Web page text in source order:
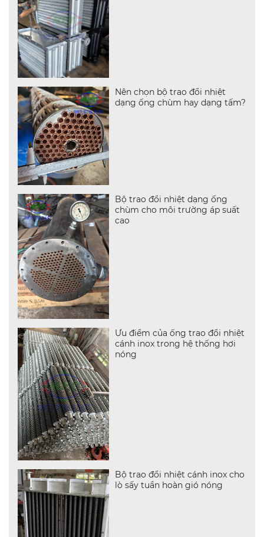
Nên chọn bộ trao đổi nhiệt
dạng ống chùm hay dạng tấm?
Bộ trao đổi nhiệt dạng ống
chùm cho môi trường áp suất
cao
Ưu điểm của ống trao đổi nhiệt
cánh inox trong hệ thống hơi
nóng
Bộ trao đổi nhiệt cánh inox cho
lò sấy tuần hoàn gió nóng